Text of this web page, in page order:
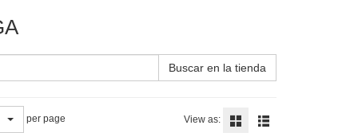
Buscar en la tienda
per page View as: